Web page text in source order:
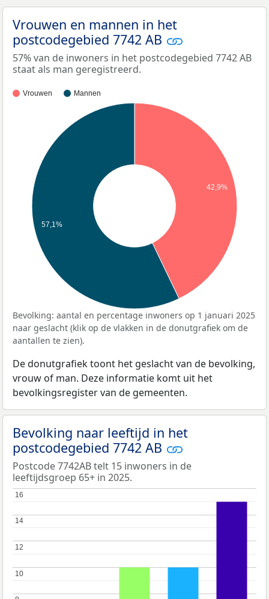
Vrouwen en mannen in het
postcodegebied 7742 AB
57% van de inwoners in het postcodegebied 7742 AB
staat als man geregistreerd.
Vrouwen Mannen
42,9%
57,1%
Bevolking: aantal en percentage inwoners op 1 januari 2025
naar geslacht (klik op de vlakken in de donutgrafiek om de
aantallen te zien).
De donutgrafiek toont het geslacht van de bevolking,
vrouw of man. Deze informatie komt uit het
bevolkingsregister van de gemeenten.
Bevolking naar leeftijd in het
postcodegebied 7742 AB
Postcode 7742AB telt 15 inwoners in de
leeftijdsgroep 65+ in 2025.
10
10
12
12
14
14
16
16